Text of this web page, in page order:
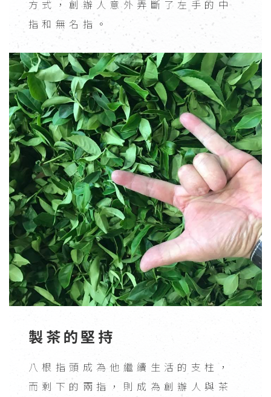
方式，創辦人意外弄斷了左手的中
指和無名指。
製茶的堅持
八根指頭成為他繼續生活的支柱，
而剩下的兩指，則成為創辦人與茶